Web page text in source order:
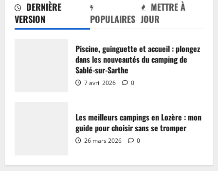
DERNIÈRE
VERSION
POPULAIRES
METTRE À
JOUR
Piscine, guinguette et accueil : plongez
dans les nouveautés du camping de
Sablé-sur-Sarthe
7 avril 2026 0
Les meilleurs campings en Lozère : mon
guide pour choisir sans se tromper
26 mars 2026 0